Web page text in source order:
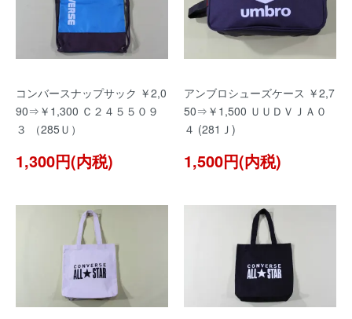
コンバースナップサック ￥2,0
90⇒￥1,300 Ｃ２４５５０９
３ （285Ｕ）
1,300円(内税)
アンブロシューズケース ￥2,7
50⇒￥1,500 ＵＵＤＶＪＡ０
４ (281Ｊ)
1,500円(内税)